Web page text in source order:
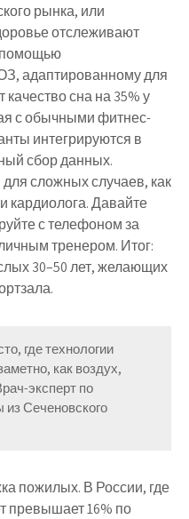
рынка, или
отслеживают
помощью
адаптированному для
сна на 35% у
с обычными фитнес-
интегрируются в
сбор данных.
сложных случаев, как
кардиолога. Давайте
с телефоном за
тренером. Итог:
30–50 лет, желающих
где технологии
как воздух,
эксперт по
Сеченовского
пожилых. В России, где
превышает 16% по